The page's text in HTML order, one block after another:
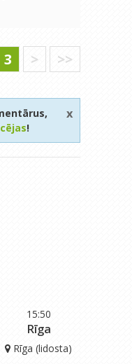
3 > >>
!
x
15:50
Rīga
Rīga (lidosta)